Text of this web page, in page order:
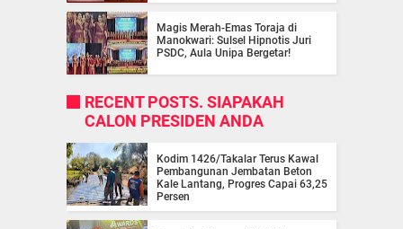
Magis Merah-Emas Toraja di
Manokwari: Sulsel Hipnotis Juri
PSDC, Aula Unipa Bergetar!
RECENT POSTS. SIAPAKAH
CALON PRESIDEN ANDA
Kodim 1426/Takalar Terus Kawal
Pembangunan Jembatan Beton
Kale Lantang, Progres Capai 63,25
Persen